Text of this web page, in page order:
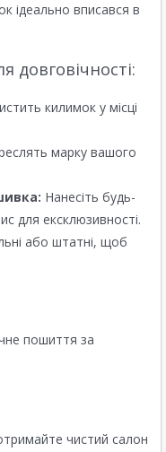
ідеально вписався в
довговічності:
килимок у місці
марку вашого
Нанесіть будь-
для ексклюзивності.
або штатні, щоб
пошиття за
чистий салон